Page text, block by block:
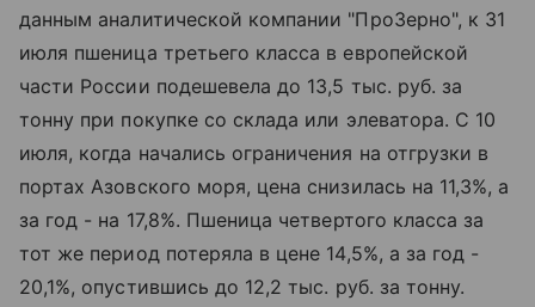
данным аналитической компании "ПроЗерно", к 31
июля пшеница третьего класса в европейской
части России подешевела до 13,5 тыс. руб. за
тонну при покупке со склада или элеватора. С 10
июля, когда начались ограничения на отгрузки в
портах Азовского моря, цена снизилась на 11,3%, а
за год - на 17,8%. Пшеница четвертого класса за
тот же период потеряла в цене 14,5%, а за год -
20,1%, опустившись до 12,2 тыс. руб. за тонну.